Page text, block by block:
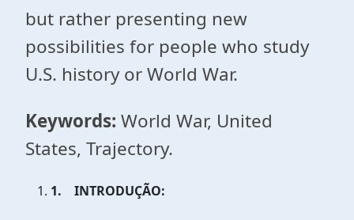
but rather presenting new
possibilities for people who study
U.S. history or World War.
Keywords: World War, United
States, Trajectory.
1. INTRODUÇÃO: